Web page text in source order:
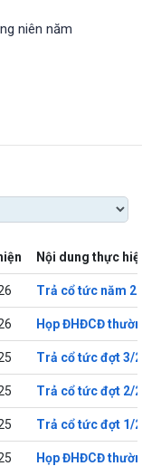
niên năm
Nội dung thực
Trả cổ tức năm
Họp ĐHĐCĐ
Trả cổ tức đợt 3/
Trả cổ tức đợt 2/
Trả cổ tức đợt 1/
Họp ĐHĐCĐ